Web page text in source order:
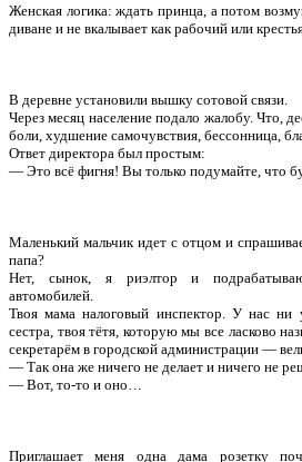
Женская логика: ждать принца, а потом
диване и не вкалывает как рабочий или
В деревне установили вышку сотовой связи.
Через месяц население подало жалобу. Что,
боли, худшение самочувствия, бессонница,
Ответ директора был простым:
— Это всё фигня! Вы только подумайте, что
Маленький мальчик идет с отцом и
папа?
Нет, сынок, я риэлтор и
автомобилей.
Твоя мама налоговый инспектор. У нас
сестра, твоя тётя, которую мы все ласково
секретарём в городской администрации —
— Так она же ничего не делает и ничего не
— Вот, то-то и оно…
Приглашает меня одна дама розетку